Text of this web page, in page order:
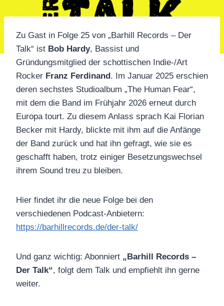
Zu Gast in Folge 25 von „Barhill Records – Der
Talk“ ist Bob Hardy, Bassist und
Gründungsmitglied der schottischen Indie-/Art
Rocker Franz Ferdinand . Im Januar 2025 erschien
deren sechstes Studioalbum „The Human Fear“,
mit dem die Band im Frühjahr 2026 erneut durch
Europa tourt. Zu diesem Anlass sprach Kai Florian
Becker mit Hardy, blickte mit ihm auf die Anfänge
der Band zurück und hat ihn gefragt, wie sie es
geschafft haben, trotz einiger Besetzungswechsel
ihrem Sound treu zu bleiben.
Hier findet ihr die neue Folge bei den
verschiedenen Podcast-Anbietern:
https://barhillrecords.de/der-talk/
Und ganz wichtig: Abonniert „Barhill Records –
Der Talk“, folgt dem Talk und empfiehlt ihn gerne
weiter.